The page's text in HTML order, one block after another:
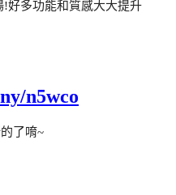
!好多功能和質感大大提升
n5wco
了唷~